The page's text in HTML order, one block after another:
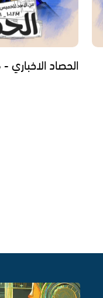
الحصاد الاخباري - 30.07.2026